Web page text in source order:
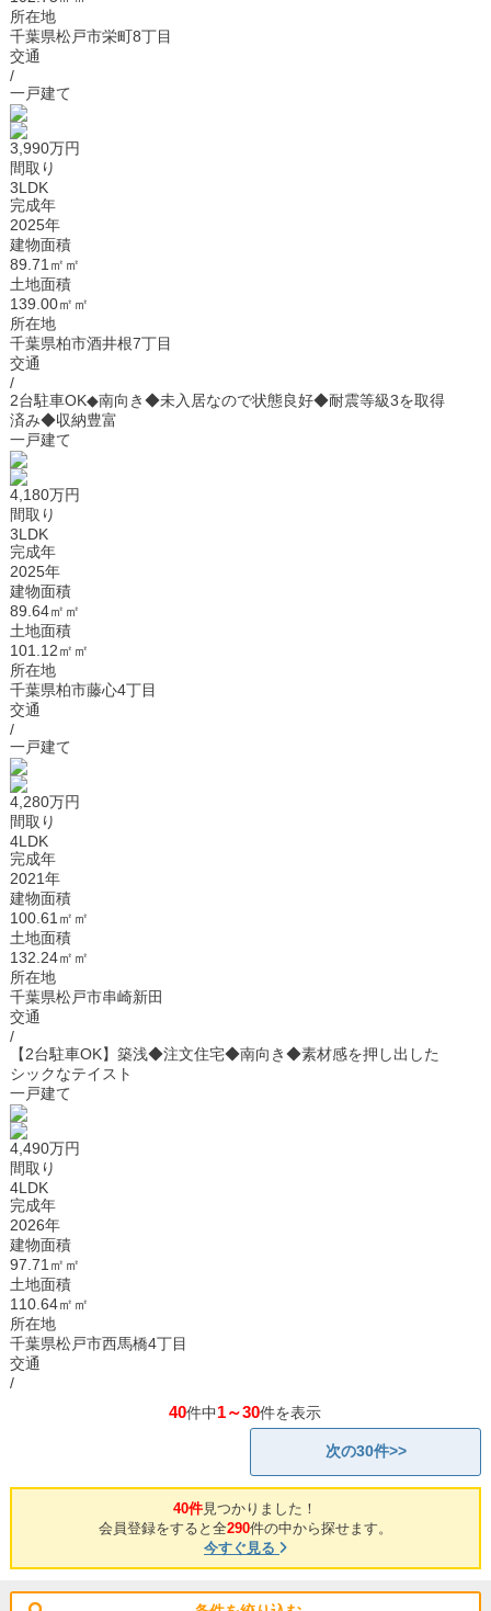
所在地
千葉県松戸市栄町8丁目
交通
/
一戸建て
3,990万円
間取り
3LDK
完成年
2025年
建物面積
89.71㎡㎡
土地面積
139.00㎡㎡
所在地
千葉県柏市酒井根7丁目
交通
/
2台駐車OK◆南向き◆未入居なので状態良好◆耐震等級3を取得
済み◆収納豊富
一戸建て
4,180万円
間取り
3LDK
完成年
2025年
建物面積
89.64㎡㎡
土地面積
101.12㎡㎡
所在地
千葉県柏市藤心4丁目
交通
/
一戸建て
4,280万円
間取り
4LDK
完成年
2021年
建物面積
100.61㎡㎡
土地面積
132.24㎡㎡
所在地
千葉県松戸市串崎新田
交通
/
【2台駐車OK】築浅◆注文住宅◆南向き◆素材感を押し出した
シックなテイスト
一戸建て
4,490万円
間取り
4LDK
完成年
2026年
建物面積
97.71㎡㎡
土地面積
110.64㎡㎡
所在地
千葉県松戸市西馬橋4丁目
交通
/
40件中1～30件を表示
次の30件>>
40件見つかりました！
会員登録をすると全290件の中から探せます。
今すぐ見る